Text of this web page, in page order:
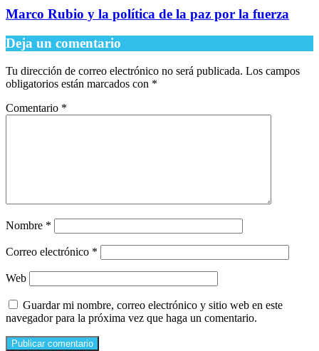
Marco Rubio y la política de la paz por la fuerza
Deja un comentario
Tu dirección de correo electrónico no será publicada. Los campos
obligatorios están marcados con *
Comentario *
Nombre *
Correo electrónico *
Web
Guardar mi nombre, correo electrónico y sitio web en este
navegador para la próxima vez que haga un comentario.